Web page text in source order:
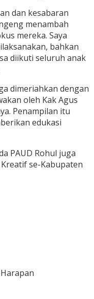
dan kesabaran
menambah
mereka. Saya
bahkan
diikuti seluruh anak
dimeriahkan dengan
oleh Kak Agus
Penampilan itu
edukasi
PAUD Rohul juga
se-Kabupaten